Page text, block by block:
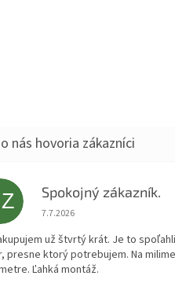
Spokojný zákazník.
Hodnotenie obchodu je 5 z 5
7.7.2026
už štvrtý krát. Je to
presne ktorý potrebujem. Na
Ľahká montáž.